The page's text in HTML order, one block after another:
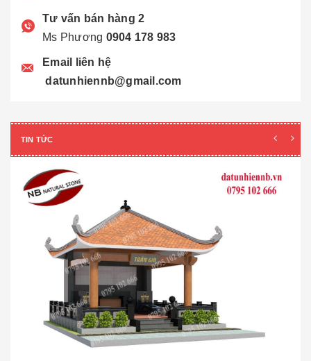
Tư vấn bán hàng 2
Ms Phương 0904 178 983
Email liên hệ
datunhiennb@gmail.com
TIN TỨC